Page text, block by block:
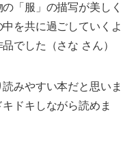
「服」の描写が美しく
を共に過ごしていくよ
でした（さな さん）
みやすい本だと思いま
ドキしながら読めま